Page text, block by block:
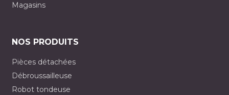
Magasins
NOS PRODUITS
Pièces détachées
Débroussailleuse
Robot tondeuse